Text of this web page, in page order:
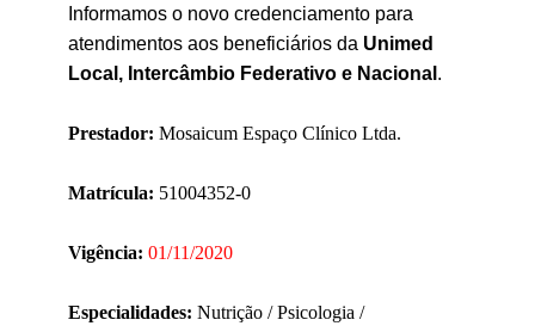
Informamos o novo credenciamento para
atendimentos aos beneficiários da Unimed
Local, Intercâmbio Federativo e Nacional .
Prestador: Mosaicum Espaço Clínico Ltda.
Matrícula: 51004352-0
Vigência: 01/11/2020
Especialidades: Nutrição / Psicologia /